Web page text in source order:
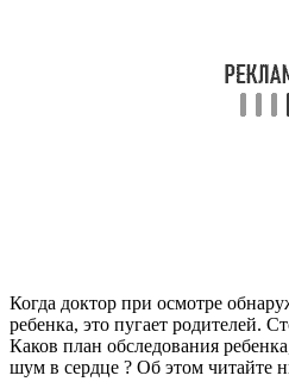
Когда доктор при осмотре
ребенка, это пугает родителей.
Каков план обследования
шум в сердце ? Об этом читайте